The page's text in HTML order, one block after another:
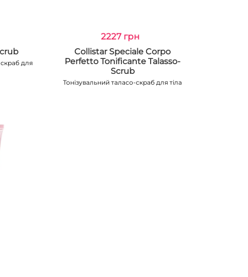
для
2227 грн
Collistar Speciale Corpo
Perfetto Tonificante Talasso-
Scrub
Тонізувальний таласо-скраб для тіла